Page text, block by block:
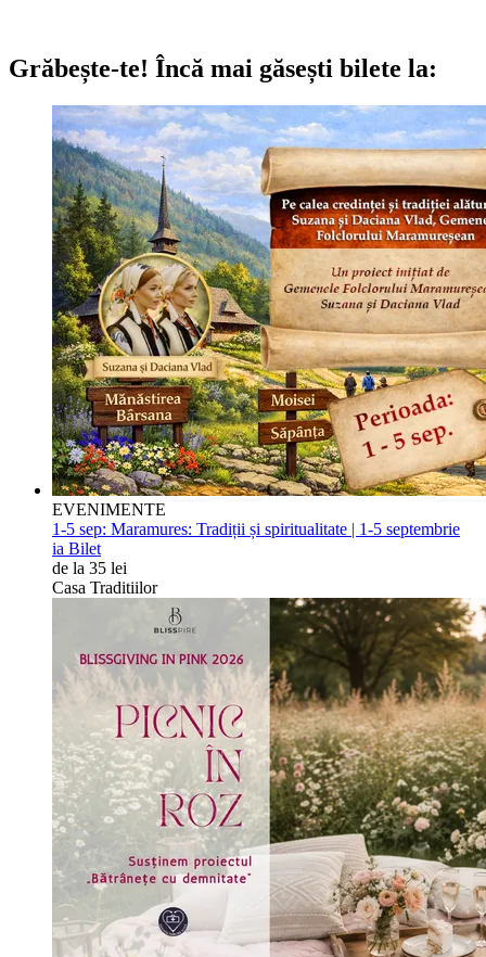
Grăbește-te! Încă mai găsești bilete la:
EVENIMENTE
1-5 sep: Maramures: Tradiții și spiritualitate | 1-5 septembrie
ia Bilet
de la 35 lei
Casa Traditiilor